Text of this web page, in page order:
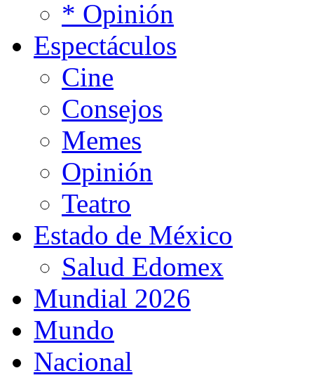
* Opinión
Espectáculos
Cine
Consejos
Memes
Opinión
Teatro
Estado de México
Salud Edomex
Mundial 2026
Mundo
Nacional